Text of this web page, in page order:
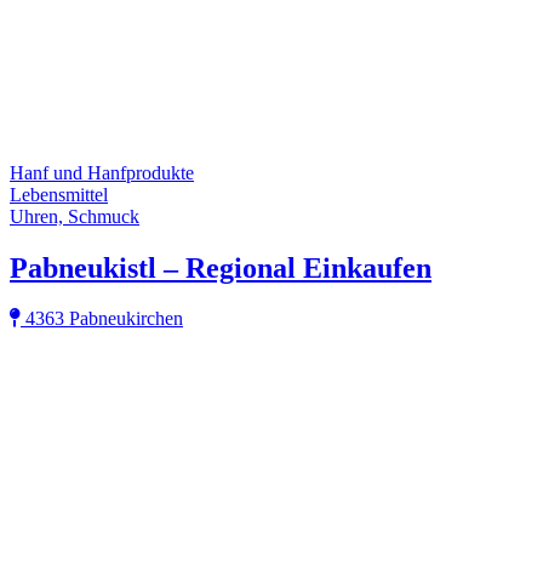
Hanf und Hanfprodukte
Lebensmittel
Uhren, Schmuck
Pabneukistl – Regional Einkaufen
4363 Pabneukirchen